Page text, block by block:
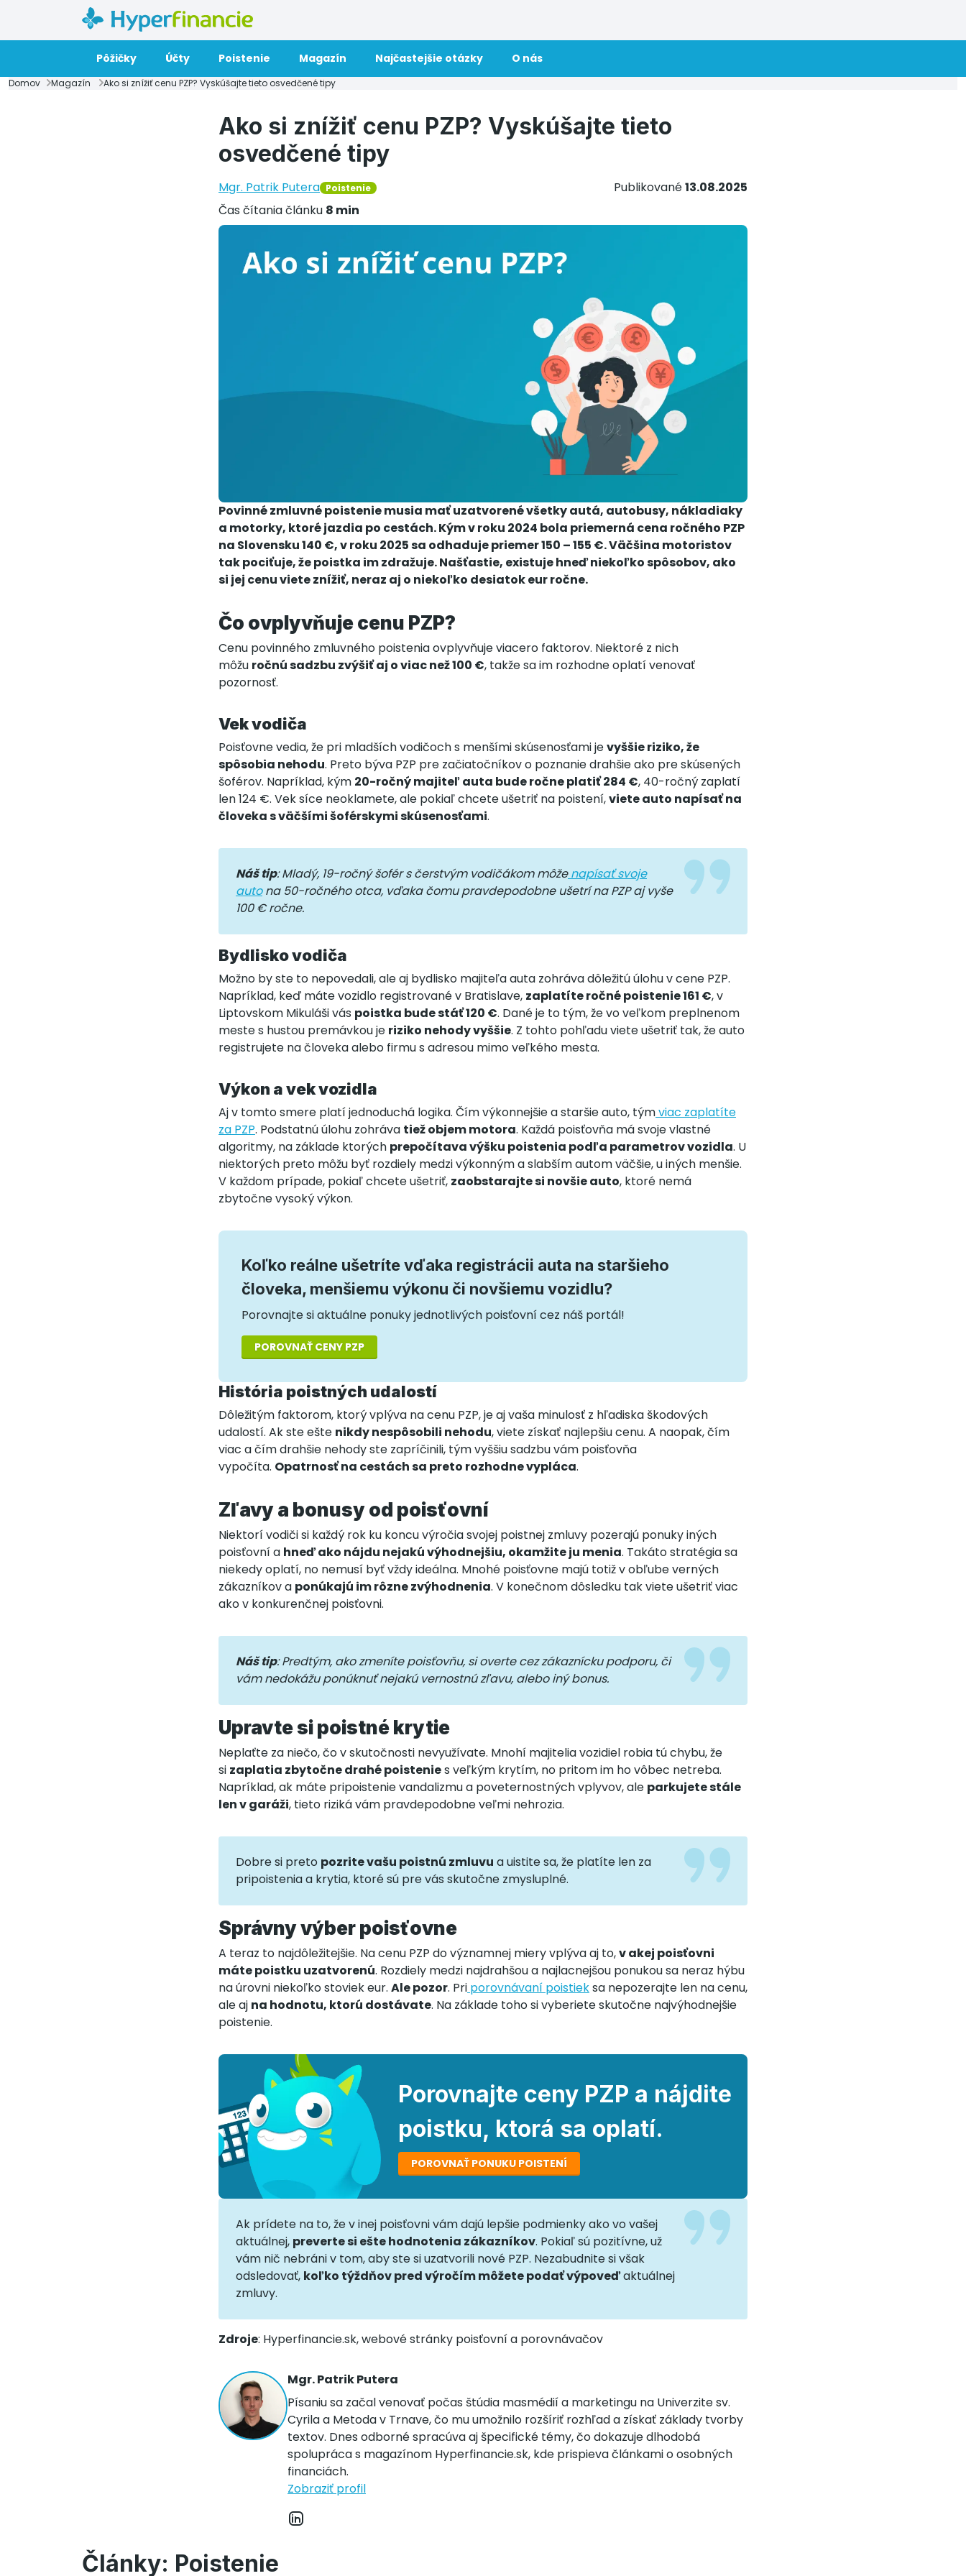
Pôžičky Účty Poistenie Magazín Najčastejšie otázky O nás
Domov Magazín Ako si znížiť cenu PZP? Vyskúšajte tieto osvedčené tipy
Ako si znížiť cenu PZP? Vyskúšajte tieto
osvedčené tipy
Mgr. Patrik Putera Poistenie Publikované13.08.2025
Čas čítania článku 8 min
Povinné zmluvné poistenie musia mať uzatvorené všetky autá, autobusy, nákladiaky
a motorky, ktoré jazdia po cestách. Kým v roku 2024 bola priemerná cena ročného PZP
na Slovensku 140 €, v roku 2025 sa odhaduje priemer 150 – 155 €. Väčšina motoristov
tak pociťuje, že poistka im zdražuje. Našťastie, existuje hneď niekoľko spôsobov, ako
si jej cenu viete znížiť, neraz aj o niekoľko desiatok eur ročne.
Čo ovplyvňuje cenu PZP?
Cenu povinného zmluvného poistenia ovplyvňuje viacero faktorov. Niektoré z nich
môžu ročnú sadzbu zvýšiť aj o viac než 100 €, takže sa im rozhodne oplatí venovať
pozornosť.
Vek vodiča
Poisťovne vedia, že pri mladších vodičoch s menšími skúsenosťami jevyššie riziko, že
spôsobia nehodu. Preto býva PZP pre začiatočníkov o poznanie drahšie ako pre skúsených
šoférov. Napríklad, kým 20-ročný majiteľ auta bude ročne platiť 284 €, 40-ročný zaplatí
len 124 €. Vek síce neoklamete, ale pokiaľ chcete ušetriť na poistení,viete auto napísať na
človeka s väčšími šoférskymi skúsenosťami.
Náš tip: Mladý, 19-ročný šofér s čerstvým vodičákom môže napísať svoje
auto na 50-ročného otca, vďaka čomu pravdepodobne ušetrí na PZP aj vyše
100 € ročne.
Bydlisko vodiča
Možno by ste to nepovedali, ale aj bydlisko majiteľa auta zohráva dôležitú úlohu v cene PZP.
Napríklad, keď máte vozidlo registrované v Bratislave, zaplatíte ročné poistenie 161 €, v
Liptovskom Mikuláši vás poistka bude stáť 120 €. Dané je to tým, že vo veľkom preplnenom
meste s hustou premávkou je riziko nehody vyššie. Z tohto pohľadu viete ušetriť tak, že auto
registrujete na človeka alebo firmu s adresou mimo veľkého mesta.
Výkon a vek vozidla
Aj v tomto smere platí jednoduchá logika. Čím výkonnejšie a staršie auto, týmviac zaplatíte
za PZP. Podstatnú úlohu zohráva tiež objem motora. Každá poisťovňa má svoje vlastné
algoritmy, na základe ktorých prepočítava výšku poistenia podľa parametrov vozidla. U
niektorých preto môžu byť rozdiely medzi výkonným a slabším autom väčšie, u iných menšie.
V každom prípade, pokiaľ chcete ušetriť, zaobstarajte si novšie auto, ktoré nemá
zbytočne vysoký výkon.
Koľko reálne ušetríte vďaka registrácii auta na staršieho
človeka, menšiemu výkonu či novšiemu vozidlu?
Porovnajte si aktuálne ponuky jednotlivých poisťovní cez náš portál!
POROVNAŤ CENY PZP
História poistných udalostí
Dôležitým faktorom, ktorý vplýva na cenu PZP, je aj vaša minulosť z hľadiska škodových
udalostí. Ak ste ešte nikdy nespôsobili nehodu, viete získať najlepšiu cenu. A naopak, čím
viac a čím drahšie nehody ste zapríčinili, tým vyššiu sadzbu vám poisťovňa
vypočíta. Opatrnosť na cestách sa preto rozhodne vypláca.
Zľavy a bonusy od poisťovní
Niektorí vodiči si každý rok ku koncu výročia svojej poistnej zmluvy pozerajú ponuky iných
poisťovní a hneď ako nájdu nejakú výhodnejšiu, okamžite ju menia. Takáto stratégia sa
niekedy oplatí, no nemusí byť vždy ideálna. Mnohé poisťovne majú totiž v obľube verných
zákazníkov a ponúkajú im rôzne zvýhodnenia. V konečnom dôsledku tak viete ušetriť viac
ako v konkurenčnej poisťovni.
Náš tip: Predtým, ako zmeníte poisťovňu, si overte cez zákaznícku podporu, či
vám nedokážu ponúknuť nejakú vernostnú zľavu, alebo iný bonus.
Upravte si poistné krytie
Neplaťte za niečo, čo v skutočnosti nevyužívate. Mnohí majitelia vozidiel robia tú chybu, že
si zaplatia zbytočne drahé poistenies veľkým krytím, no pritom im ho vôbec netreba.
Napríklad, ak máte pripoistenie vandalizmu a poveternostných vplyvov, ale parkujete stále
len v garáži, tieto riziká vám pravdepodobne veľmi nehrozia.
Dobre si preto pozrite vašu poistnú zmluvu a uistite sa, že platíte len za
pripoistenia a krytia, ktoré sú pre vás skutočne zmysluplné.
Správny výber poisťovne
A teraz to najdôležitejšie. Na cenu PZP do významnej miery vplýva aj to,v akej poisťovni
máte poistku uzatvorenú. Rozdiely medzi najdrahšou a najlacnejšou ponukou sa neraz hýbu
na úrovni niekoľko stoviek eur. Ale pozor. Pri porovnávaní poistieksa nepozerajte len na cenu,
ale aj na hodnotu, ktorú dostávate. Na základe toho si vyberiete skutočne najvýhodnejšie
poistenie.
Porovnajte ceny PZP a nájdite
poistku, ktorá sa oplatí.
POROVNAŤ PONUKU POISTENÍ
Ak prídete na to, že v inej poisťovni vám dajú lepšie podmienky ako vo vašej
aktuálnej, preverte si ešte hodnotenia zákazníkov. Pokiaľ sú pozitívne, už
vám nič nebráni v tom, aby ste si uzatvorili nové PZP. Nezabudnite si však
odsledovať, koľko týždňov pred výročím môžete podať výpoveďaktuálnej
zmluvy.
Zdroje: Hyperfinancie.sk, webové stránky poisťovní a porovnávačov
Mgr. Patrik Putera
Písaniu sa začal venovať počas štúdia masmédií a marketingu na Univerzite sv.
Cyrila a Metoda v Trnave, čo mu umožnilo rozšíriť rozhľad a získať základy tvorby
textov. Dnes odborné spracúva aj špecifické témy, čo dokazuje dlhodobá
spolupráca s magazínom Hyperfinancie.sk, kde prispieva článkami o osobných
financiách.
Zobraziť profil
Články: Poistenie